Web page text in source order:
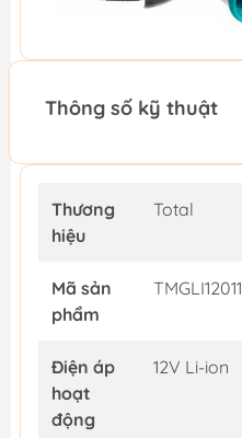
Thông số kỹ thuật
Thương
hiệu
Total
Mã sản
phẩm
TMGLI12011
Điện áp
hoạt
động
12V Li-ion